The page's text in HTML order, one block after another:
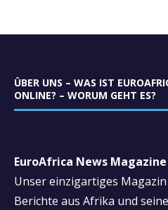
ÜBER UNS – WAS IST
ONLINE? – WORUM GEHT ES?
EuroAfrica News
Unser einzigartiges
Berichte aus Afrika und